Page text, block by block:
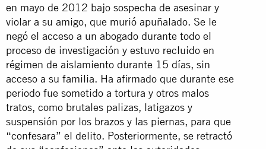
en mayo de 2012 bajo sospecha de asesinar y
violar a su amigo, que murió apuñalado. Se le
negó el acceso a un abogado durante todo el
proceso de investigación y estuvo recluido en
régimen de aislamiento durante 15 días, sin
acceso a su familia. Ha afirmado que durante ese
periodo fue sometido a tortura y otros malos
tratos, como brutales palizas, latigazos y
suspensión por los brazos y las piernas, para que
“confesara” el delito. Posteriormente, se retractó